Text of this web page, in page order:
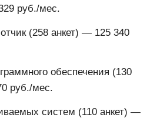
руб./мес.
(258 анкет) — 125 340
обеспечения (130
руб./мес.
систем (110 анкет) —